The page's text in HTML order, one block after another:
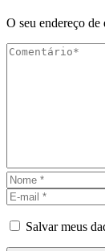
O seu endereço
Salvar meus